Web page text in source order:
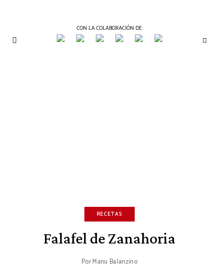
CON LA COLABORACIÓN DE:
RECETAS
Falafel de Zanahoria
PorManu Balanzino